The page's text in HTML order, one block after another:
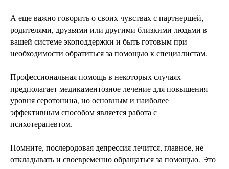
А еще важно говорить о своих чувствах с партнершей,
родителями, друзьями или другими близкими людьми в
вашей системе экоподдержки и быть готовым при
необходимости обратиться за помощью к специалистам.
Профессиональная помощь в некоторых случаях
предполагает медикаментозное лечение для повышения
уровня серотонина, но основным и наиболее
эффективным способом является работа с
психотерапевтом.
Помните, послеродовая депрессия лечится, главное, не
откладывать и своевременно обращаться за помощью. Это